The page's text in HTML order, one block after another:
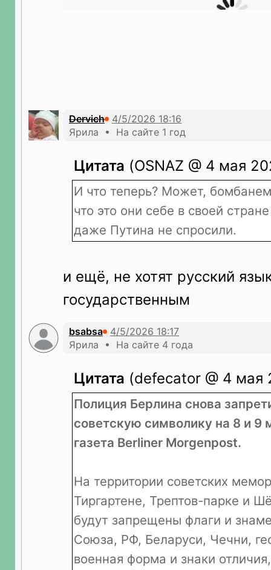
Dervich
Ярила • На сайте 1 год
Цитата (OSNAZ @ 4 мая
И что теперь? Может,
что это они себе в своей
даже Путина не спросили.
и ещё, не хотят русский
государственным
bsabsa
Ярила • На сайте 4 года
Цитата (defecator @ 4 мая
Полиция Берлина снова
советскую символику на 8 и 9
газета Berliner Morgenpost.
На территории советских
Тиргартене, Трептов-парке и
будут запрещены флаги и
Союза, РФ, Беларуси, Чечни,
военная форма и знаки